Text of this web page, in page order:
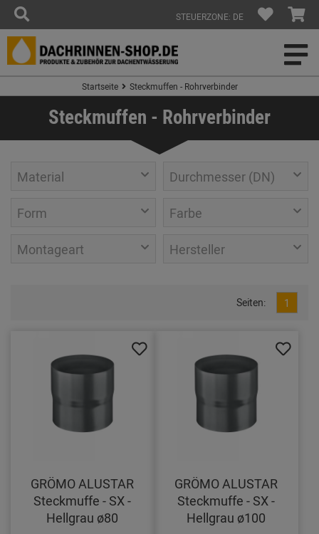
STEUERZONE: DE
Startseite Steckmuffen - Rohrverbinder
Steckmuffen - Rohrverbinder
Material Durchmesser (DN)
Form Farbe
Montageart Hersteller
Seiten: 1
GRÖMO ALUSTAR
Steckmuffe - SX -
Hellgrau ø80
GRÖMO ALUSTAR
Steckmuffe - SX -
Hellgrau ø100